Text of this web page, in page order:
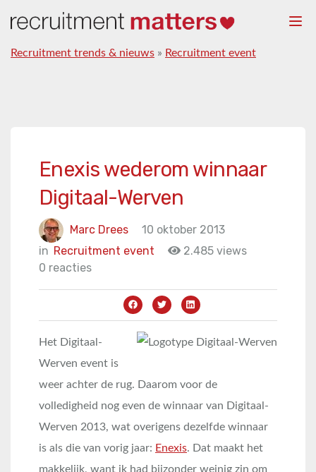
Recruitment trends & nieuws » Recruitment event
Enexis wederom winnaar
Digitaal-Werven
Marc Drees
10 oktober 2013
in Recruitment event
2.485 views
0 reacties
Het Digitaal-
Werven event is
weer achter de rug. Daarom voor de
volledigheid nog even de winnaar van Digitaal-
Werven 2013, wat overigens dezelfde winnaar
is als die van vorig jaar: Enexis. Dat maakt het
makkelijk, want ik had bijzonder weinig zin om